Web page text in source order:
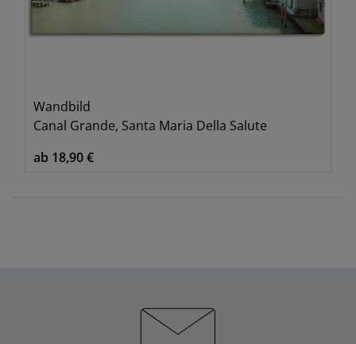
Wandbild
Canal Grande, Santa Maria Della Salute
ab 18,90 €